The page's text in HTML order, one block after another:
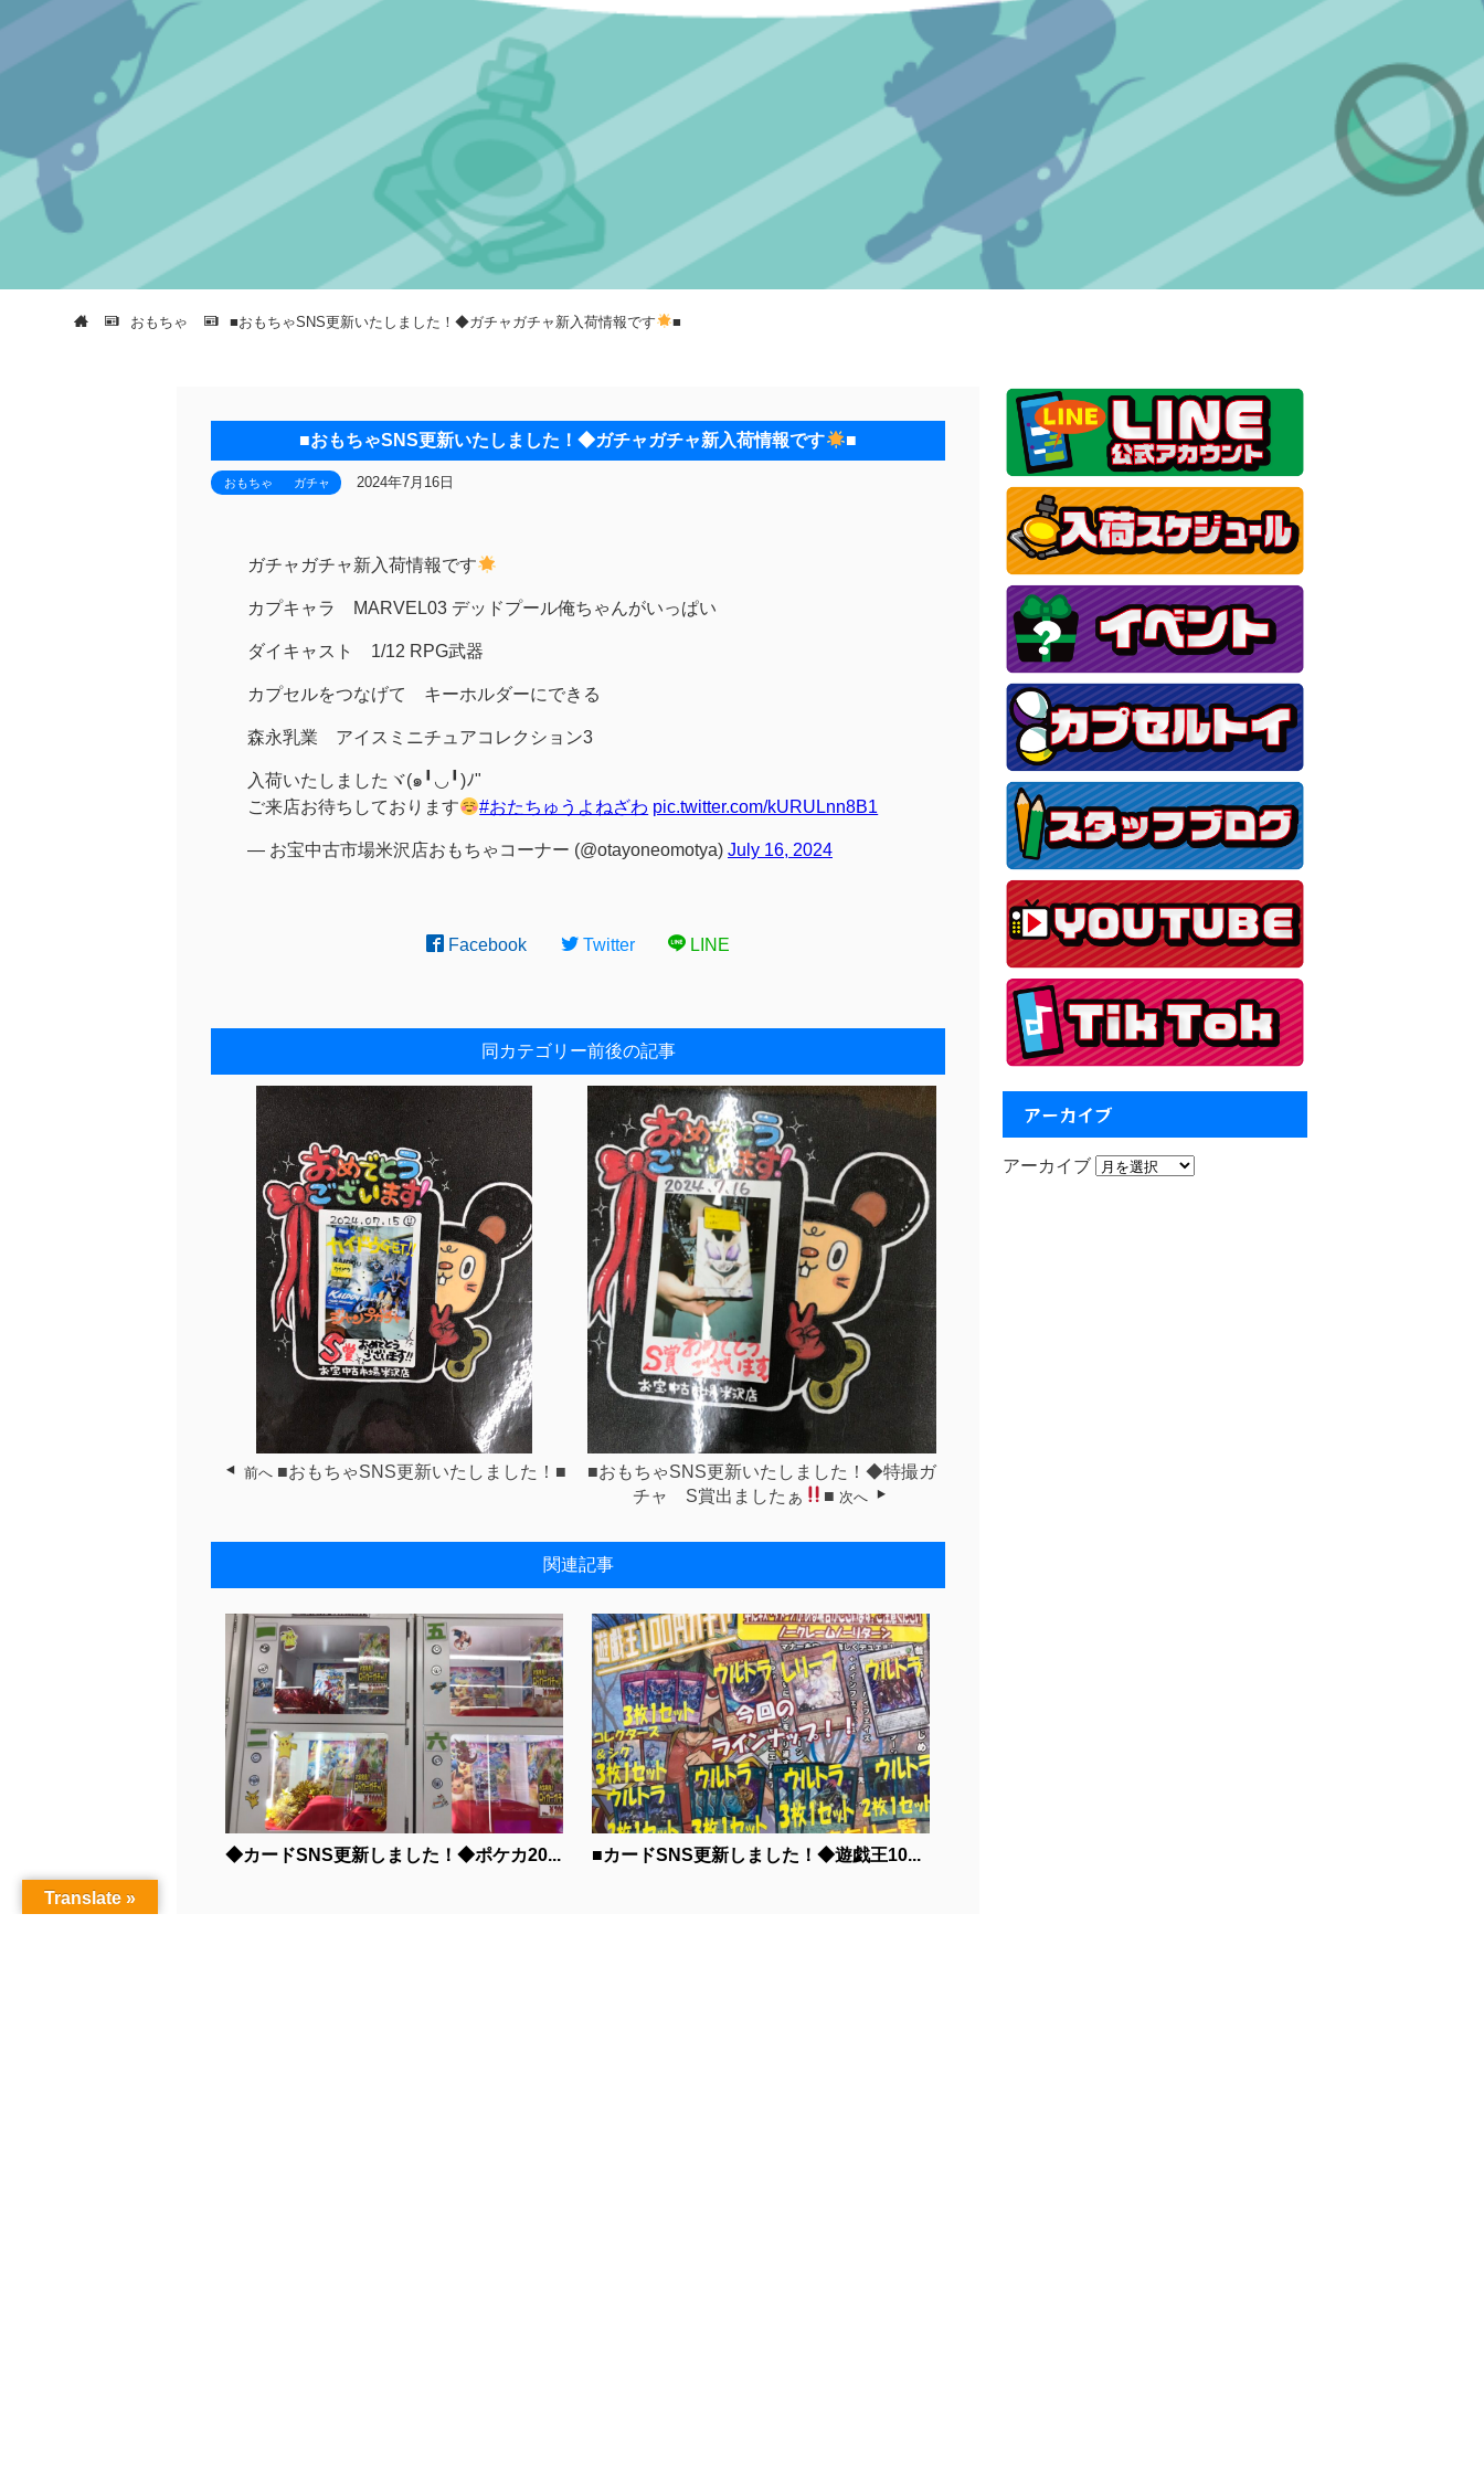
おもちゃ ■おもちゃSNS更新いたしました！◆ガチャガチャ新入荷情報です ■
■おもちゃSNS更新いたしました！◆ガチャガチャ新入荷情報です ■
おもちゃ ガチャ 2024年7月16日
ガチャガチャ新入荷情報です
カプキャラ MARVEL03 デッドプール俺ちゃんがいっぱい
ダイキャスト 1/12 RPG武器
カプセルをつなげて キーホルダーにできる
森永乳業 アイスミニチュアコレクション3
入荷いたしましたヾ(๑╹◡╹)ﾉ"
ご来店お待ちしております
#おたちゅうよねざわ pic.twitter.com/kURULnn8B1
— お宝中古市場米沢店おもちゃコーナー (@otayoneomotya) July 16, 2024
Facebook Twitter LINE
同カテゴリー前後の記事
前へ ■おもちゃSNS更新いたしました！■
■おもちゃSNS更新いたしました！◆特撮ガ
チャ S賞出ましたぁ
■ 次へ
関連記事
◆カードSNS更新しました！◆ポケカ20... ■カードSNS更新しました！◆遊戯王10...
アーカイブ
アーカイブ
Translate »